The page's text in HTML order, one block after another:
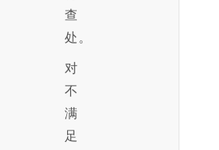
查
处。
对
不
满
足